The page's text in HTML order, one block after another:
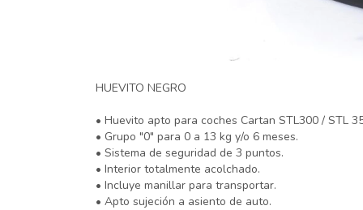
HUEVITO NEGRO
• Huevito apto para coches Cartan STL300 / STL
• Grupo "0" para 0 a 13 kg y/o 6 meses.
• Sistema de seguridad de 3 puntos.
• Interior totalmente acolchado.
• Incluye manillar para transportar.
• Apto sujeción a asiento de auto.